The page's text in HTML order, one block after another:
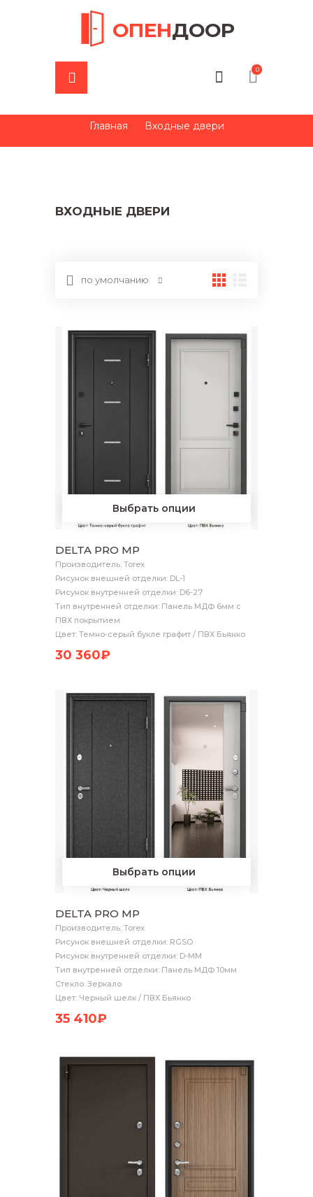
ОПЕНДООР
0
Главная Входные двери
ВХОДНЫЕ ДВЕРИ
Выбрать опции
DELTA PRO MP
Производитель: Torex
Рисунок внешней отделки: DL-1
Рисунок внутренней отделки: D6-27
Тип внутренней отделки: Панель МДФ 6мм с
ПВХ покрытием
Цвет: Темно-серый букле графит / ПВХ Бьянко
30 360₽
Выбрать опции
DELTA PRO MP
Производитель: Torex
Рисунок внешней отделки: RGSO
Рисунок внутренней отделки: D-MM
Тип внутренней отделки: Панель МДФ 10мм
Стекло: Зеркало
Цвет: Черный шелк / ПВХ Бьянко
35 410₽